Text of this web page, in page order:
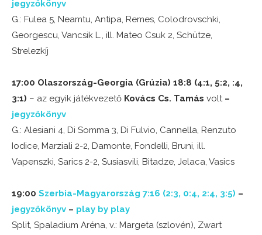
jegyzőkönyv
G.: Fulea 5, Neamtu, Antipa, Remes, Colodrovschki,
Georgescu, Vancsik L., ill. Mateo Csuk 2, Schütze,
Strelezkíj
17:00 Olaszország-Georgia (Grúzia) 18:8 (4:1, 5:2, :4,
3:1) – az egyik játékvezető Kovács Cs. Tamás volt–
jegyzőkönyv
G.: Alesiani 4, Di Somma 3, Di Fulvio, Cannella, Renzuto
Iodice, Marziali 2-2, Damonte, Fondelli, Bruni, ill.
Vapenszki, Sarics 2-2, Susiasvili, Bitadze, Jelaca, Vasics
19:00 Szerbia-Magyarország 7:16 (2:3, 0:4, 2:4, 3:5) –
jegyzőkönyv – play by play
Split, Spaladium Aréna, v.: Margeta (szlovén), Zwart